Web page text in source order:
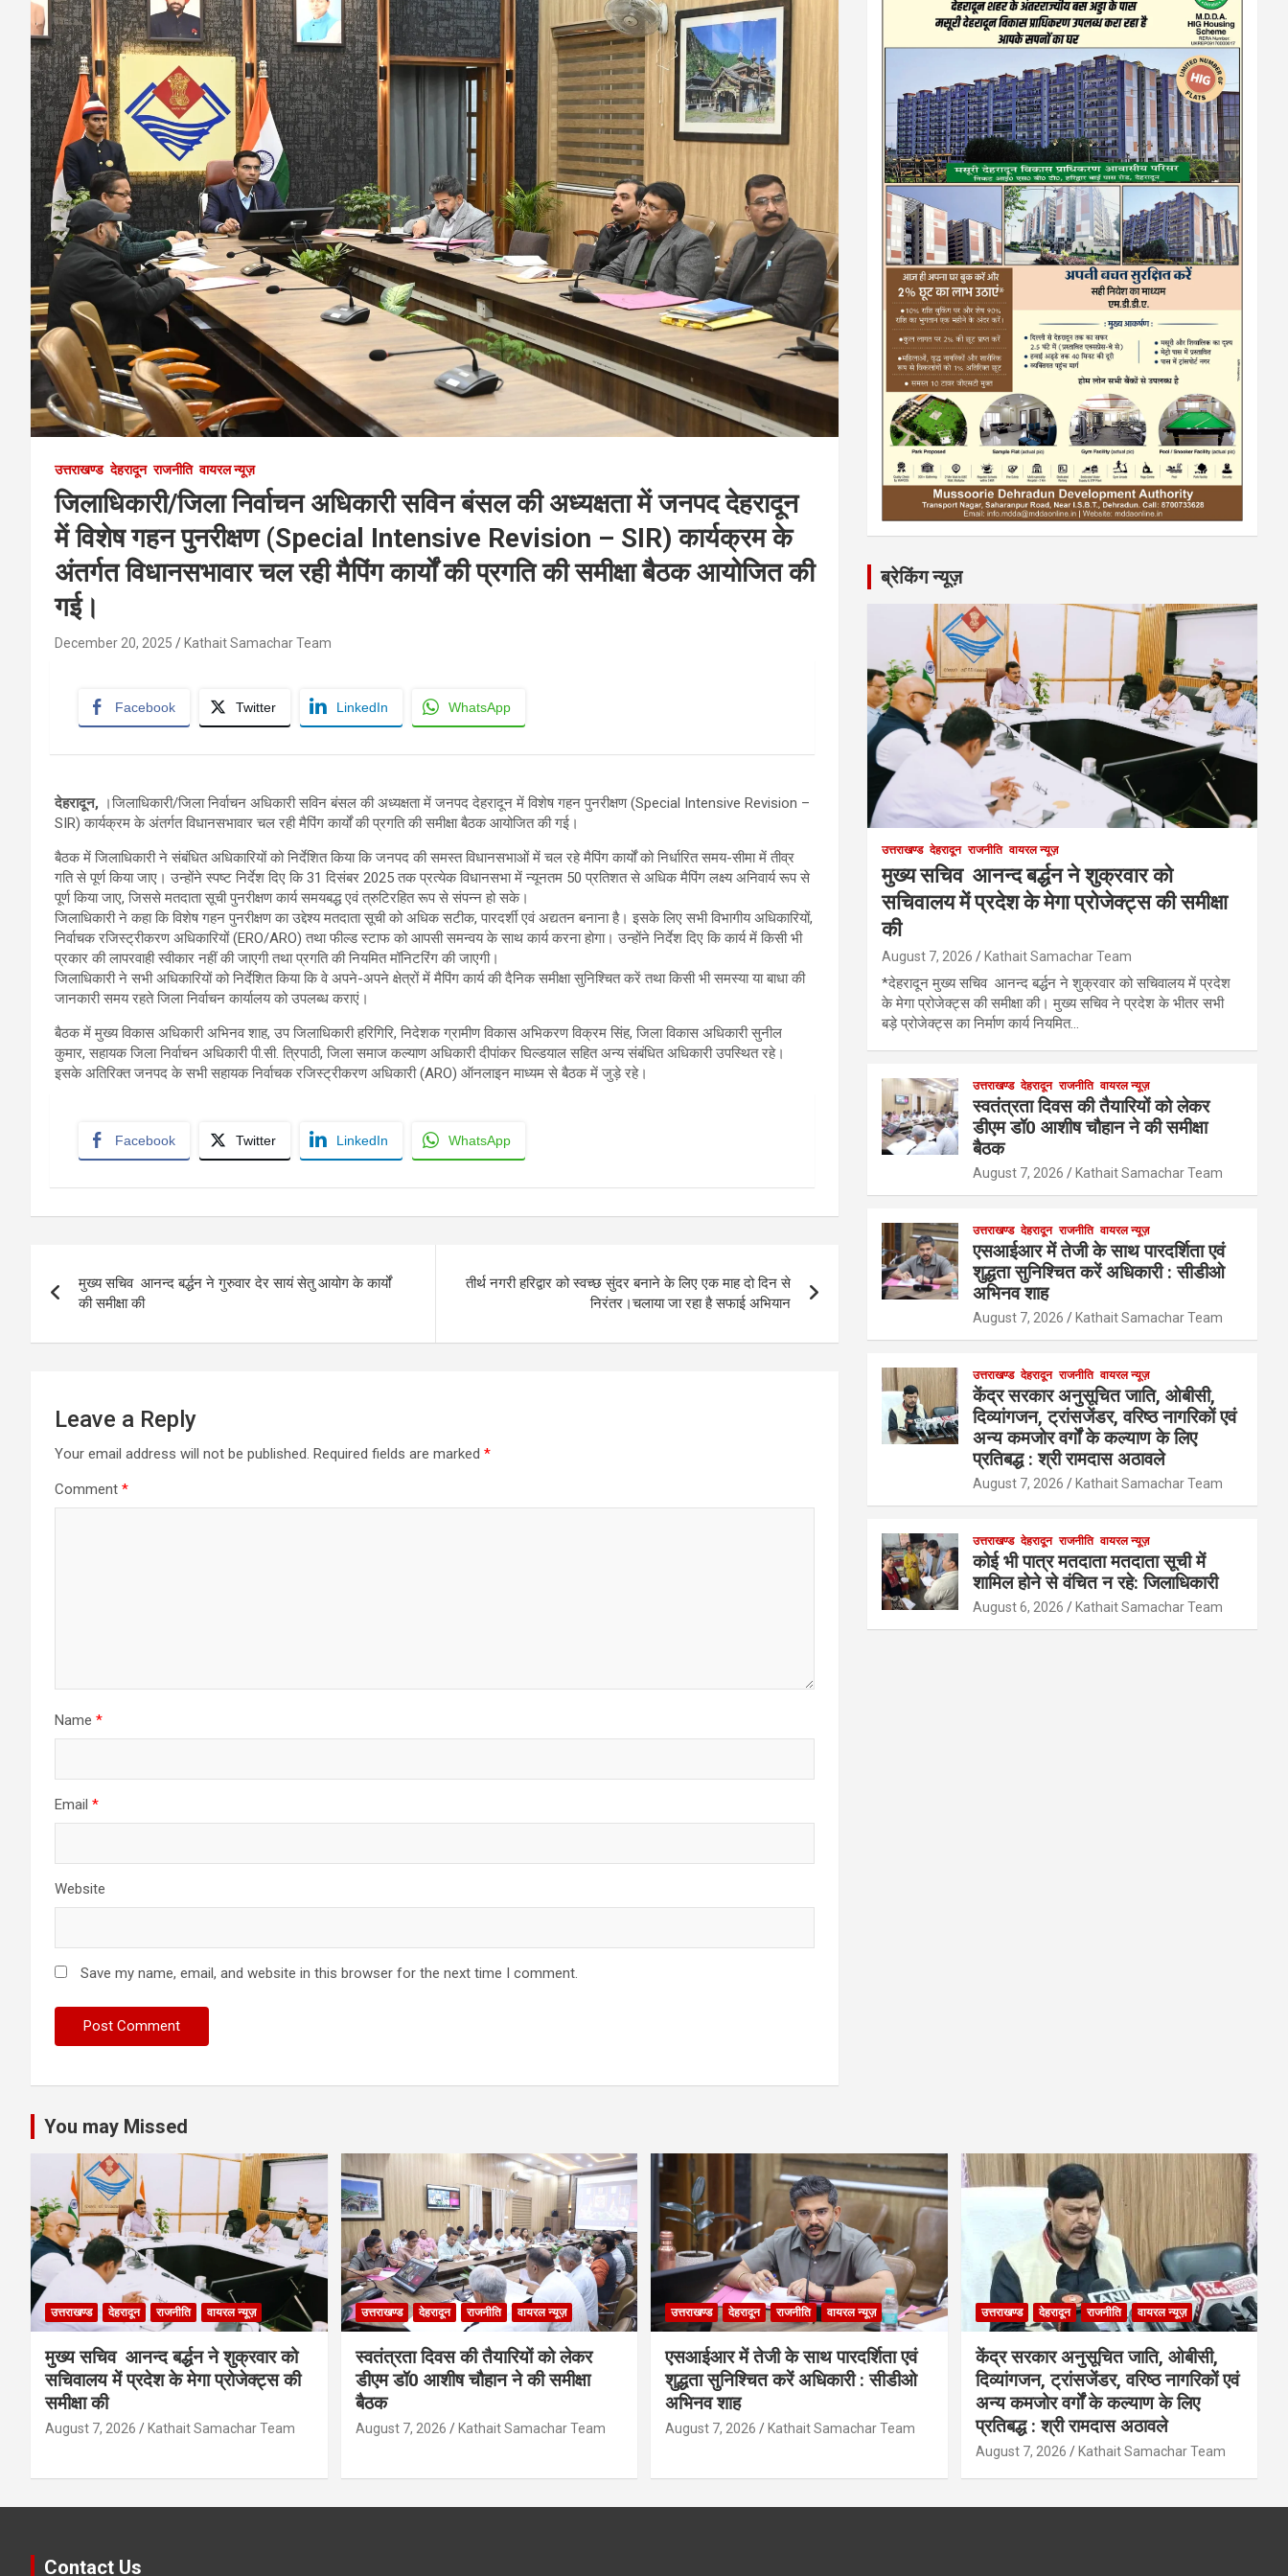
उत्तराखण्ड देहरादून राजनीति वायरल न्यूज़
जिलाधिकारी/जिला निर्वाचन अधिकारी सविन बंसल की अध्यक्षता में जनपद देहरादून
में विशेष गहन पुनरीक्षण (Special Intensive Revision – SIR) कार्यक्रम के
अंतर्गत विधानसभावार चल रही मैपिंग कार्यों की प्रगति की समीक्षा बैठक आयोजित की
गई।
December 20, 2025 Kathait Samachar Team
Facebook Twitter LinkedIn WhatsApp
देहरादून, ।जिलाधिकारी/जिला निर्वाचन अधिकारी सविन बंसल की अध्यक्षता में जनपद देहरादून में विशेष गहन पुनरीक्षण (Special Intensive Revision –
SIR) कार्यक्रम के अंतर्गत विधानसभावार चल रही मैपिंग कार्यों की प्रगति की समीक्षा बैठक आयोजित की गई।
बैठक में जिलाधिकारी ने संबंधित अधिकारियों को निर्देशित किया कि जनपद की समस्त विधानसभाओं में चल रहे मैपिंग कार्यों को निर्धारित समय-सीमा में तीव्र
गति से पूर्ण किया जाए। उन्होंने स्पष्ट निर्देश दिए कि 31 दिसंबर 2025 तक प्रत्येक विधानसभा में न्यूनतम 50 प्रतिशत से अधिक मैपिंग लक्ष्य अनिवार्य रूप से
पूर्ण किया जाए, जिससे मतदाता सूची पुनरीक्षण कार्य समयबद्ध एवं त्रुटिरहित रूप से संपन्न हो सके।
जिलाधिकारी ने कहा कि विशेष गहन पुनरीक्षण का उद्देश्य मतदाता सूची को अधिक सटीक, पारदर्शी एवं अद्यतन बनाना है। इसके लिए सभी विभागीय अधिकारियों,
निर्वाचक रजिस्ट्रीकरण अधिकारियों (ERO/ARO) तथा फील्ड स्टाफ को आपसी समन्वय के साथ कार्य करना होगा। उन्होंने निर्देश दिए कि कार्य में किसी भी
प्रकार की लापरवाही स्वीकार नहीं की जाएगी तथा प्रगति की नियमित मॉनिटरिंग की जाएगी।
जिलाधिकारी ने सभी अधिकारियों को निर्देशित किया कि वे अपने-अपने क्षेत्रों में मैपिंग कार्य की दैनिक समीक्षा सुनिश्चित करें तथा किसी भी समस्या या बाधा की
जानकारी समय रहते जिला निर्वाचन कार्यालय को उपलब्ध कराएं।
बैठक में मुख्य विकास अधिकारी अभिनव शाह, उप जिलाधिकारी हरिगिरि, निदेशक ग्रामीण विकास अभिकरण विक्रम सिंह, जिला विकास अधिकारी सुनील
कुमार, सहायक जिला निर्वाचन अधिकारी पी.सी. त्रिपाठी, जिला समाज कल्याण अधिकारी दीपांकर घिल्डयाल सहित अन्य संबंधित अधिकारी उपस्थित रहे।
इसके अतिरिक्त जनपद के सभी सहायक निर्वाचक रजिस्ट्रीकरण अधिकारी (ARO) ऑनलाइन माध्यम से बैठक में जुड़े रहे।
Facebook Twitter LinkedIn WhatsApp
navigation
मुख्य सचिव आनन्द बर्द्धन ने गुरुवार देर सायं सेतु आयोग के कार्यों
की समीक्षा की
तीर्थ नगरी हरिद्वार को स्वच्छ सुंदर बनाने के लिए एक माह दो दिन से
निरंतर।चलाया जा रहा है सफाई अभियान
Leave a Reply
Your email address will not be published. Required fields are marked *
Comment *
Name *
Email *
Website
Save my name, email, and website in this browser for the next time I comment.
ब्रेकिंग न्यूज़
उत्तराखण्ड देहरादून राजनीति वायरल न्यूज़
मुख्य सचिव आनन्द बर्द्धन ने शुक्रवार को
सचिवालय में प्रदेश के मेगा प्रोजेक्ट्स की समीक्षा
की
August 7, 2026 Kathait Samachar Team
*देहरादून मुख्य सचिव आनन्द बर्द्धन ने शुक्रवार को सचिवालय में प्रदेश
के मेगा प्रोजेक्ट्स की समीक्षा की। मुख्य सचिव ने प्रदेश के भीतर सभी
बड़े प्रोजेक्ट्स का निर्माण कार्य नियमित…
उत्तराखण्ड देहरादून राजनीति वायरल न्यूज़
स्वतंत्रता दिवस की तैयारियों को लेकर
डीएम डॉ0 आशीष चौहान ने की समीक्षा
बैठक
August 7, 2026 Kathait Samachar Team
उत्तराखण्ड देहरादून राजनीति वायरल न्यूज़
एसआईआर में तेजी के साथ पारदर्शिता एवं
शुद्धता सुनिश्चित करें अधिकारी : सीडीओ
अभिनव शाह
August 7, 2026 Kathait Samachar Team
उत्तराखण्ड देहरादून राजनीति वायरल न्यूज़
केंद्र सरकार अनुसूचित जाति, ओबीसी,
दिव्यांगजन, ट्रांसजेंडर, वरिष्ठ नागरिकों एवं
अन्य कमजोर वर्गों के कल्याण के लिए
प्रतिबद्ध : श्री रामदास अठावले
August 7, 2026 Kathait Samachar Team
उत्तराखण्ड देहरादून राजनीति वायरल न्यूज़
कोई भी पात्र मतदाता मतदाता सूची में
शामिल होने से वंचित न रहे: जिलाधिकारी
August 6, 2026 Kathait Samachar Team
You may Missed
उत्तराखण्ड देहरादून राजनीति वायरल न्यूज़
मुख्य सचिव आनन्द बर्द्धन ने शुक्रवार को
सचिवालय में प्रदेश के मेगा प्रोजेक्ट्स की
समीक्षा की
August 7, 2026 Kathait Samachar Team
उत्तराखण्ड देहरादून राजनीति वायरल न्यूज़
स्वतंत्रता दिवस की तैयारियों को लेकर
डीएम डॉ0 आशीष चौहान ने की समीक्षा
बैठक
August 7, 2026 Kathait Samachar Team
उत्तराखण्ड देहरादून राजनीति वायरल न्यूज़
एसआईआर में तेजी के साथ पारदर्शिता एवं
शुद्धता सुनिश्चित करें अधिकारी : सीडीओ
अभिनव शाह
August 7, 2026 Kathait Samachar Team
उत्तराखण्ड देहरादून राजनीति वायरल न्यूज़
केंद्र सरकार अनुसूचित जाति, ओबीसी,
दिव्यांगजन, ट्रांसजेंडर, वरिष्ठ नागरिकों एवं
अन्य कमजोर वर्गों के कल्याण के लिए
प्रतिबद्ध : श्री रामदास अठावले
August 7, 2026 Kathait Samachar Team
Contact Us